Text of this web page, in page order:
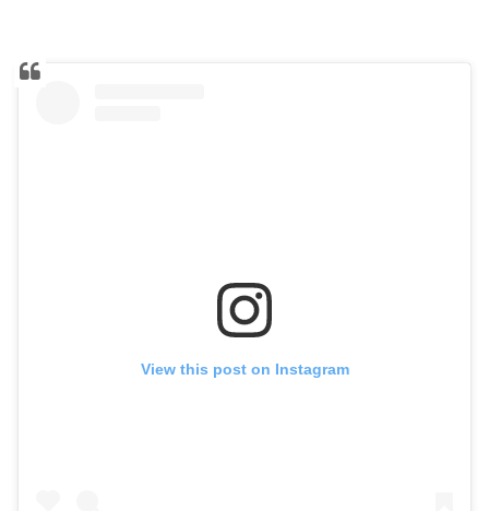
View this post on Instagram